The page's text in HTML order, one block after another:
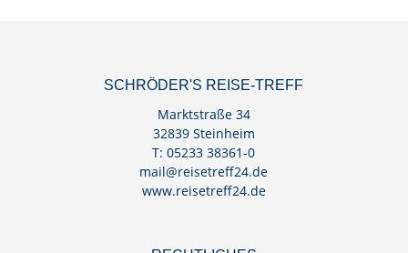
SCHRÖDER'S REISE-TREFF
Marktstraße 34
32839 Steinheim
T: 05233 38361-0
mail@reisetreff24.de
www.reisetreff24.de